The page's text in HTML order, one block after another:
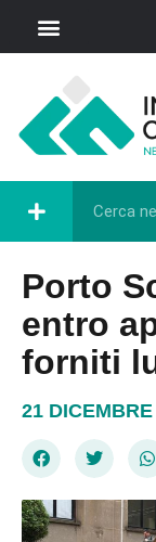
Porto
entro
forniti
21